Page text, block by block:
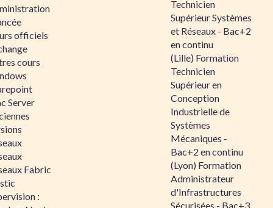
officiels
cours
Server
Fabric
:
Technicien
Supérieur Systèmes
et Réseaux - Bac+2
en continu
(Lille) Formation
Technicien
Supérieur en
Conception
Industrielle de
Systèmes
Mécaniques -
Bac+2 en continu
(Lyon) Formation
Administrateur
d'Infrastructures
Sécurisées - Bac+3